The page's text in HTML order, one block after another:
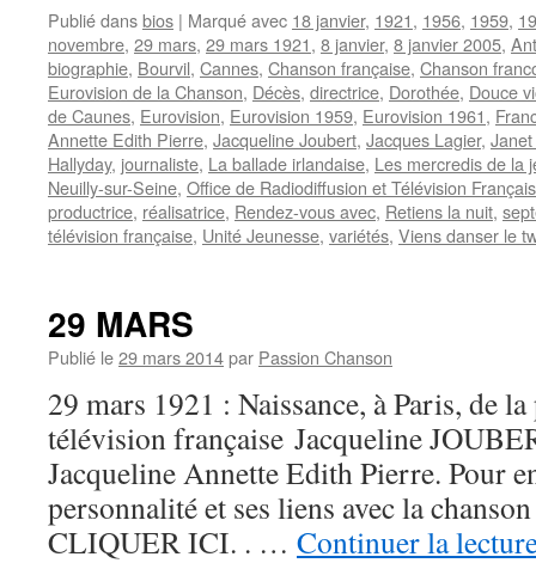
Publié dansbios | Marqué avec 18 janvier, 1921, 1956, 1959,
novembre, 29 mars, 29 mars 1921, 8 janvier, 8 janvier 2005,
biographie, Bourvil, Cannes, Chanson française, Chanson
Eurovision de la Chanson, Décès, directrice, Dorothée, Douce
de Caunes, Eurovision, Eurovision 1959, Eurovision 1961,
Annette Edith Pierre, Jacqueline Joubert, Jacques Lagier,
Hallyday, journaliste, La ballade irlandaise, Les mercredis de la
Neuilly-sur-Seine, Office de Radiodiffusion et Télévision Français
productrice, réalisatrice, Rendez-vous avec, Retiens la nuit,
télévision française, Unité Jeunesse, variétés, Viens danser le
29 MARS
Publié le29 mars 2014par Passion Chanson
29 mars 1921 : Naissance, à Paris, de
télévision française Jacqueline
Jacqueline Annette Edith Pierre. Pour
personnalité et ses liens avec la
CLIQUER ICI. . … Continuer la